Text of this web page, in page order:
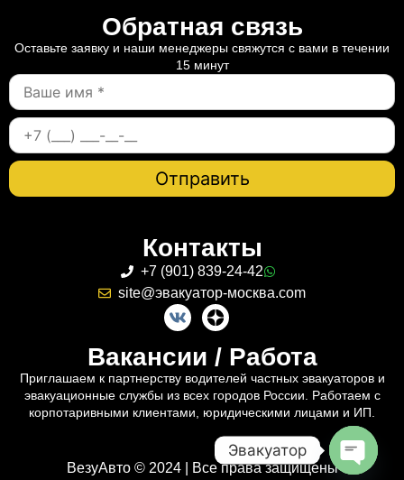
Обратная связь
Оставьте заявку и наши менеджеры свяжутся с вами в течении
15 минут
Контакты
+7 (901) 839-24-42
site@эвакуатор-москва.com
Вакансии / Работа
Приглашаем к партнерству водителей частных эвакуаторов и
эвакуационные службы из всех городов России. Работаем с
корпотаривными клиентами, юридическими лицами и ИП.
ВезуАвто © 2024 | Все права защищены
Эвакуатор